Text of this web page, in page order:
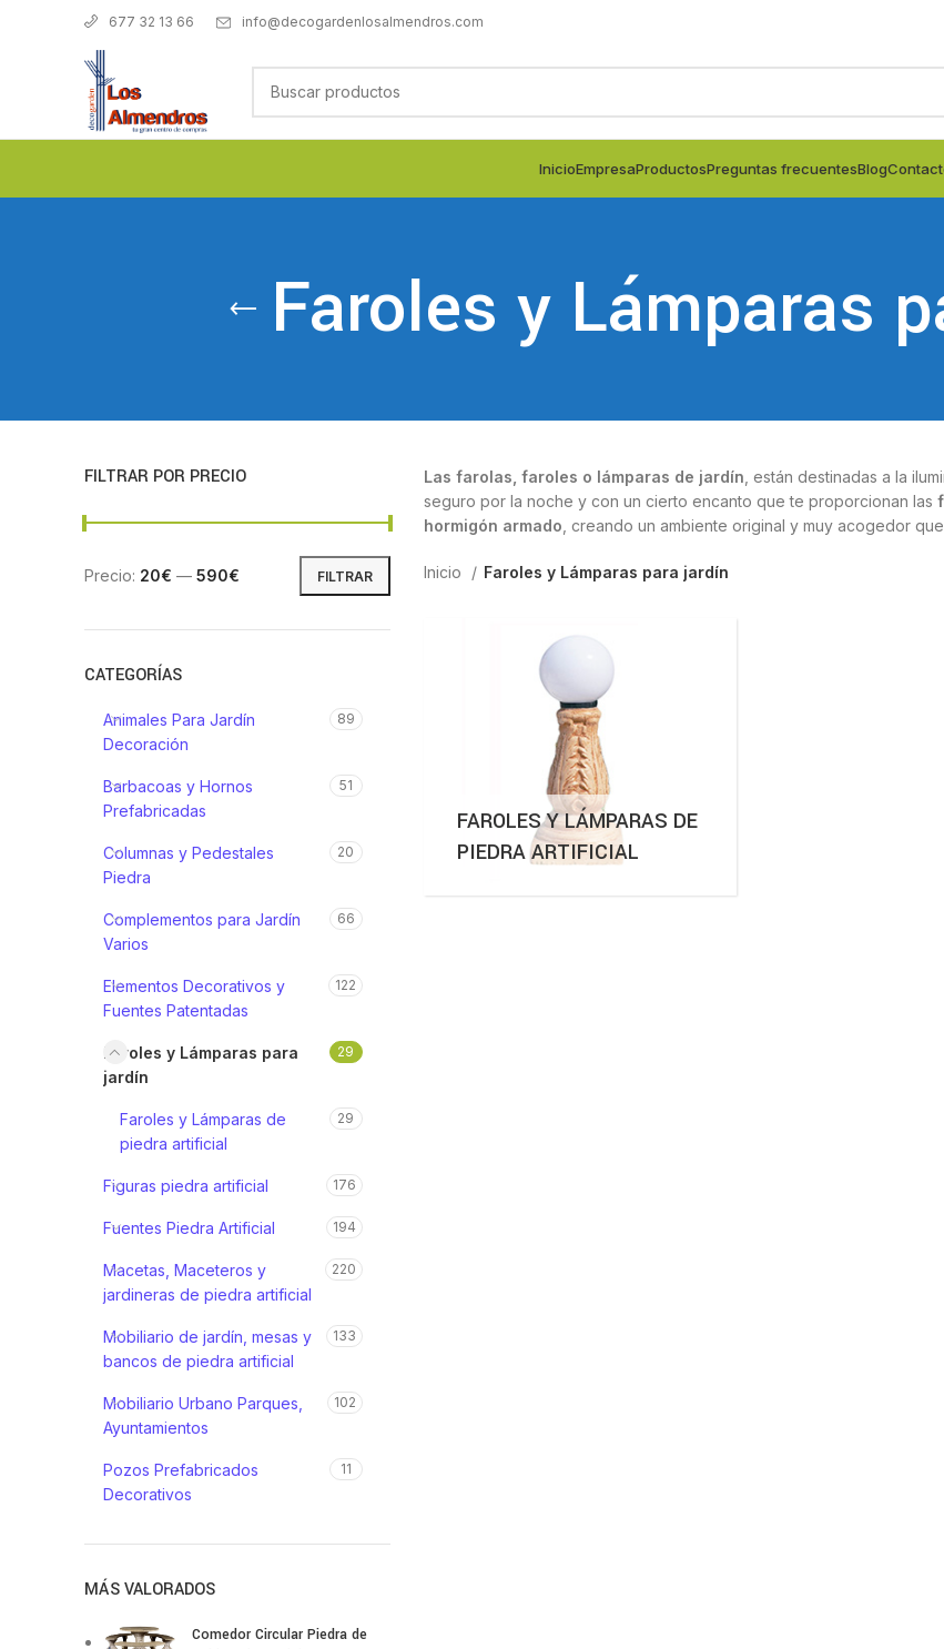
677 32 13 66 info@decogardenlosalmendros.com
InicioEmpresaProductosPreguntas frecuentesBlog
Faroles y Lámparas
FILTRAR POR PRECIO
FILTRAR
Precio: 20€ — 590€
CATEGORÍAS
Animales Para Jardín
Decoración
89
Barbacoas y Hornos
Prefabricadas
51
Columnas y Pedestales
Piedra
20
Complementos para Jardín
Varios
66
Elementos Decorativos y
Fuentes Patentadas
122
Faroles y Lámparas para
jardín
29
Faroles y Lámparas de
piedra artificial
29
Figuras piedra artificial 176
Fuentes Piedra Artificial 194
Macetas, Maceteros y
jardineras de piedra artificial
220
Mobiliario de jardín, mesas y
bancos de piedra artificial
133
Mobiliario Urbano Parques,
Ayuntamientos
102
Pozos Prefabricados
Decorativos
11
MÁS VALORADOS
Comedor Circular Piedra de
Las farolas, faroles o lámparas de jardín , están destinadas a la
seguro por la noche y con un cierto encanto que te proporcionan las
hormigón armado , creando un ambiente original y muy acogedor
Inicio Faroles y Lámparas para jardín
FAROLES Y LÁMPARAS DE
PIEDRA ARTIFICIAL